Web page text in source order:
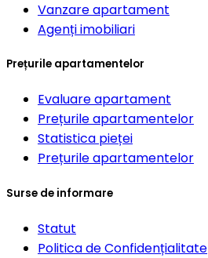
Vanzare apartament
Agenți imobiliari
Prețurile apartamentelor
Evaluare apartament
Prețurile apartamentelor
Statistica pieței
Prețurile apartamentelor
Surse de informare
Statut
Politica de Confidențialitate